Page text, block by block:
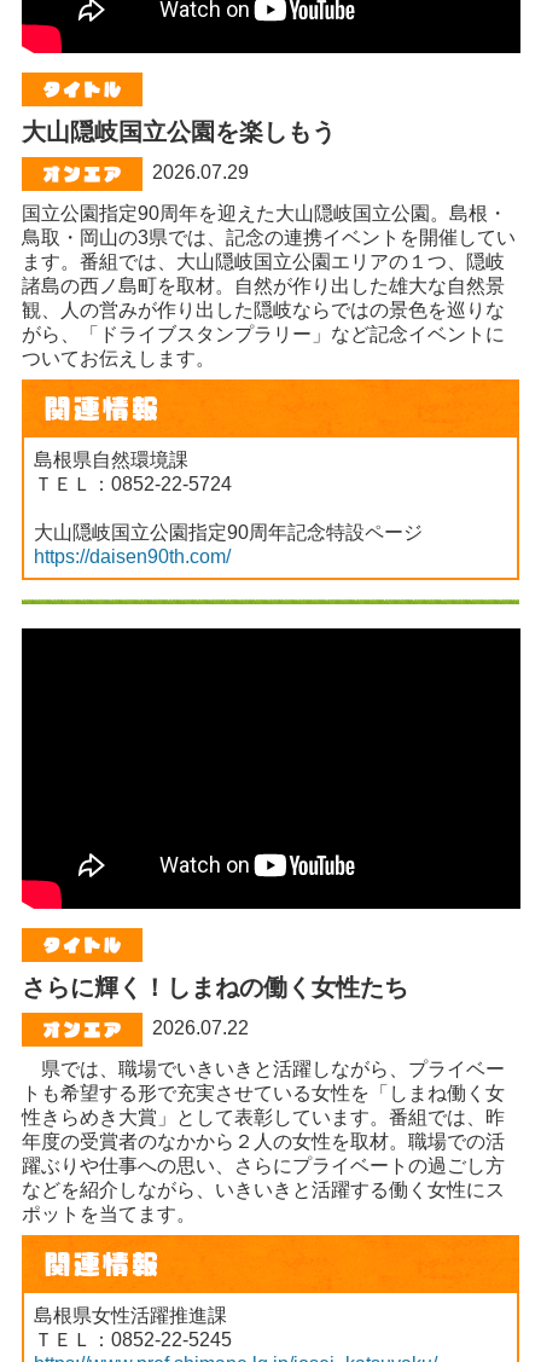
大山隠岐国立公園を楽しもう
2026.07.29
国立公園指定90周年を迎えた大山隠岐国立公園。島根・
鳥取・岡山の3県では、記念の連携イベントを開催してい
ます。番組では、大山隠岐国立公園エリアの１つ、隠岐
諸島の西ノ島町を取材。自然が作り出した雄大な自然景
観、人の営みが作り出した隠岐ならではの景色を巡りな
がら、「ドライブスタンプラリー」など記念イベントに
ついてお伝えします。
島根県自然環境課
ＴＥＬ：0852-22-5724
大山隠岐国立公園指定90周年記念特設ページ
https://daisen90th.com/
さらに輝く！しまねの働く女性たち
2026.07.22
県では、職場でいきいきと活躍しながら、プライベー
トも希望する形で充実させている女性を「しまね働く女
性きらめき大賞」として表彰しています。番組では、昨
年度の受賞者のなかから２人の女性を取材。職場での活
躍ぶりや仕事への思い、さらにプライベートの過ごし方
などを紹介しながら、いきいきと活躍する働く女性にス
ポットを当てます。
島根県女性活躍推進課
ＴＥＬ：0852-22-5245